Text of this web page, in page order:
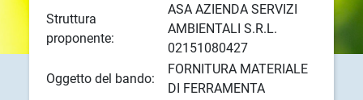
Struttura
proponente:
ASA AZIENDA SERVIZI
AMBIENTALI S.R.L.
02151080427
Oggetto del bando:
FORNITURA MATERIALE
DI FERRAMENTA